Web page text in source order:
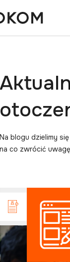
Na blogu dzielimy
na co zwrócić